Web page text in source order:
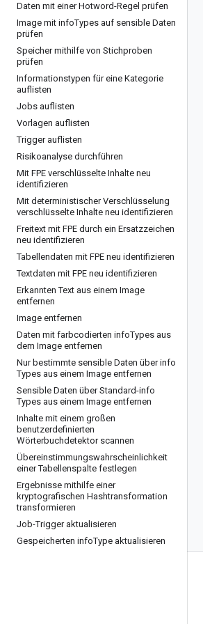
Daten mit einer Hotword-Regel prüfen
Image mit infoTypes auf sensible Daten
prüfen
Speicher mithilfe von Stichproben
prüfen
Informationstypen für eine Kategorie
auflisten
Jobs auflisten
Vorlagen auflisten
Trigger auflisten
Risikoanalyse durchführen
Mit FPE verschlüsselte Inhalte neu
identifizieren
Mit deterministischer Verschlüsselung
verschlüsselte Inhalte neu identifizieren
Freitext mit FPE durch ein Ersatzzeichen
neu identifizieren
Tabellendaten mit FPE neu identifizieren
Textdaten mit FPE neu identifizieren
Erkannten Text aus einem Image
entfernen
Image entfernen
Daten mit farbcodierten infoTypes aus
dem Image entfernen
Nur bestimmte sensible Daten über info
Types aus einem Image entfernen
Sensible Daten über Standard-info
Types aus einem Image entfernen
Inhalte mit einem großen
benutzerdefinierten
Wörterbuchdetektor scannen
Übereinstimmungswahrscheinlichkeit
einer Tabellenspalte festlegen
Ergebnisse mithilfe einer
kryptografischen Hashtransformation
transformieren
Job-Trigger aktualisieren
Gespeicherten infoType aktualisieren